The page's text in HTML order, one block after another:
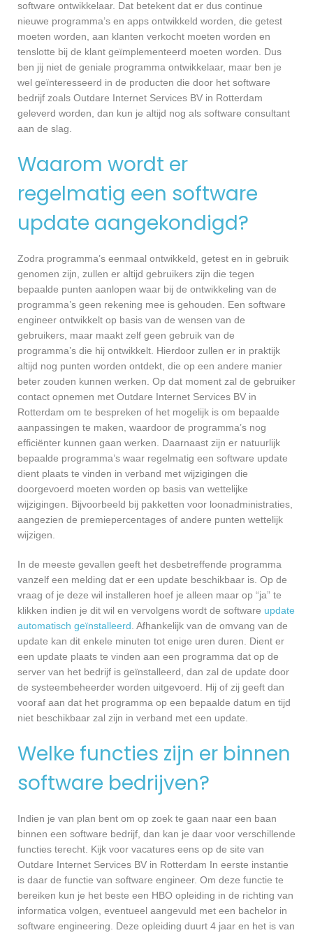
software ontwikkelaar. Dat betekent dat er dus continue
nieuwe programma’s en apps ontwikkeld worden, die getest
moeten worden, aan klanten verkocht moeten worden en
tenslotte bij de klant geïmplementeerd moeten worden. Dus
ben jij niet de geniale programma ontwikkelaar, maar ben je
wel geïnteresseerd in de producten die door het software
bedrijf zoals Outdare Internet Services BV in Rotterdam
geleverd worden, dan kun je altijd nog als software consultant
aan de slag.
Waarom wordt er
regelmatig een software
update aangekondigd?
Zodra programma’s eenmaal ontwikkeld, getest en in gebruik
genomen zijn, zullen er altijd gebruikers zijn die tegen
bepaalde punten aanlopen waar bij de ontwikkeling van de
programma’s geen rekening mee is gehouden. Een software
engineer ontwikkelt op basis van de wensen van de
gebruikers, maar maakt zelf geen gebruik van de
programma’s die hij ontwikkelt. Hierdoor zullen er in praktijk
altijd nog punten worden ontdekt, die op een andere manier
beter zouden kunnen werken. Op dat moment zal de gebruiker
contact opnemen met Outdare Internet Services BV in
Rotterdam om te bespreken of het mogelijk is om bepaalde
aanpassingen te maken, waardoor de programma’s nog
efficiënter kunnen gaan werken. Daarnaast zijn er natuurlijk
bepaalde programma’s waar regelmatig een software update
dient plaats te vinden in verband met wijzigingen die
doorgevoerd moeten worden op basis van wettelijke
wijzigingen. Bijvoorbeeld bij pakketten voor loonadministraties,
aangezien de premiepercentages of andere punten wettelijk
wijzigen.
In de meeste gevallen geeft het desbetreffende programma
vanzelf een melding dat er een update beschikbaar is. Op de
vraag of je deze wil installeren hoef je alleen maar op “ja” te
klikken indien je dit wil en vervolgens wordt de software update
automatisch geïnstalleerd . Afhankelijk van de omvang van de
update kan dit enkele minuten tot enige uren duren. Dient er
een update plaats te vinden aan een programma dat op de
server van het bedrijf is geïnstalleerd, dan zal de update door
de systeembeheerder worden uitgevoerd. Hij of zij geeft dan
vooraf aan dat het programma op een bepaalde datum en tijd
niet beschikbaar zal zijn in verband met een update.
Welke functies zijn er binnen
software bedrijven?
Indien je van plan bent om op zoek te gaan naar een baan
binnen een software bedrijf, dan kan je daar voor verschillende
functies terecht. Kijk voor vacatures eens op de site van
Outdare Internet Services BV in Rotterdam In eerste instantie
is daar de functie van software engineer. Om deze functie te
bereiken kun je het beste een HBO opleiding in de richting van
informatica volgen, eventueel aangevuld met een bachelor in
software engineering. Deze opleiding duurt 4 jaar en het is van